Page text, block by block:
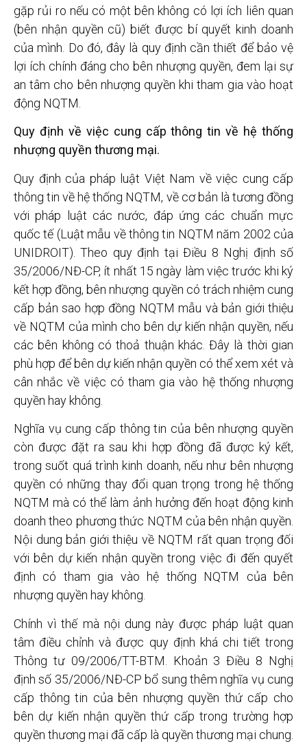
gặp rủi ro nếu có một bên không có lợi ích liên quan
(bên nhận quyền cũ) biết được bí quyết kinh doanh
của mình. Do đó, đây là quy định cần thiết để bảo vệ
lợi ích chính đáng cho bên nhượng quyền, đem lại sự
an tâm cho bên nhượng quyền khi tham gia vào hoạt
động NQTM.
Quy định về việc cung cấp thông tin về hệ thống
nhượng quyền thương mại.
Quy định của pháp luật Việt Nam về việc cung cấp
thông tin về hệ thống NQTM, về cơ bản là tương đồng
với pháp luật các nước, đáp ứng các chuẩn mực
quốc tế (Luật mẫu về thông tin NQTM năm 2002 của
UNIDROIT). Theo quy định tại Điều 8 Nghị định số
35/2006/NĐ-CP, ít nhất 15 ngày làm việc trước khi ký
kết hợp đồng, bên nhượng quyền có trách nhiệm cung
cấp bản sao hợp đồng NQTM mẫu và bản giới thiệu
về NQTM của mình cho bên dự kiến nhận quyền, nếu
các bên không có thoả thuận khác. Đây là thời gian
phù hợp để bên dự kiến nhận quyền có thể xem xét và
cân nhắc về việc có tham gia vào hệ thống nhượng
quyền hay không.
Nghĩa vụ cung cấp thông tin của bên nhượng quyền
còn được đặt ra sau khi hợp đồng đã được ký kết,
trong suốt quá trình kinh doanh, nếu như bên nhượng
quyền có những thay đổi quan trọng trong hệ thống
NQTM mà có thể làm ảnh hưởng đến hoạt động kinh
doanh theo phương thức NQTM của bên nhận quyền.
Nội dung bản giới thiệu về NQTM rất quan trọng đối
với bên dự kiến nhận quyền trong việc đi đến quyết
định có tham gia vào hệ thống NQTM của bên
nhượng quyền hay không.
Chính vì thế mà nội dung này được pháp luật quan
tâm điều chỉnh và được quy định khá chi tiết trong
Thông tư 09/2006/TT-BTM. Khoản 3 Điều 8 Nghị
định số 35/2006/NĐ-CP bổ sung thêm nghĩa vụ cung
cấp thông tin của bên nhượng quyền thứ cấp cho
bên dự kiến nhận quyền thứ cấp trong trường hợp
quyền thương mại đã cấp là quyền thương mại chung.